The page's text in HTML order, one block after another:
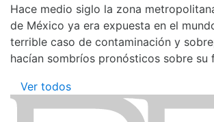
Hace medio siglo la zona
de México ya era expuesta en el
terrible caso de contaminación y
hacían sombríos pronósticos sobre su
Ver todos